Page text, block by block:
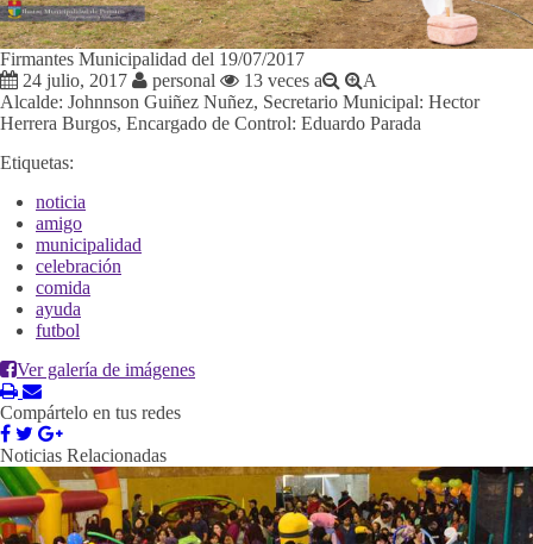
Firmantes Municipalidad del 19/07/2017
24 julio, 2017
personal 13 veces a
A
Alcalde: Johnnson Guiñez Nuñez, Secretario Municipal: Hector
Herrera Burgos, Encargado de Control: Eduardo Parada
Etiquetas:
noticia
amigo
municipalidad
celebración
comida
ayuda
futbol
Ver galería de imágenes
Compártelo en tus redes
Noticias Relacionadas